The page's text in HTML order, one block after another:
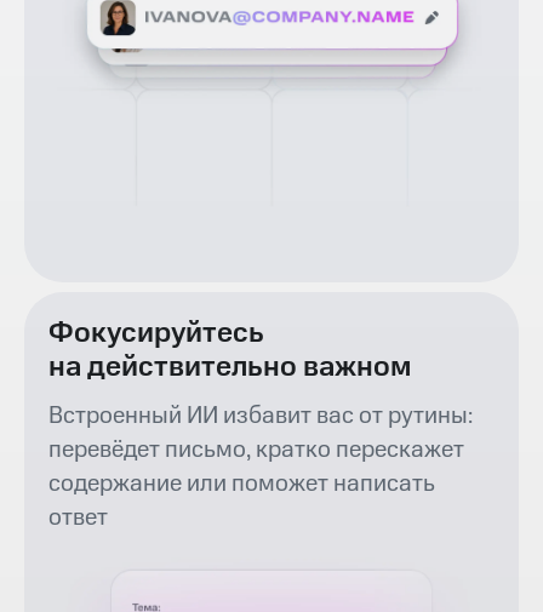
Фокусируйтесь
на действительно важном
Встроенный ИИ избавит вас от рутины:
перевёдет письмо, кратко перескажет
содержание или поможет написать
ответ